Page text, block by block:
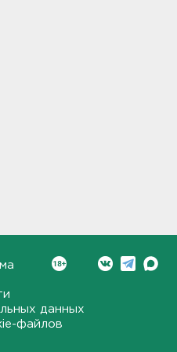
данных
файлов